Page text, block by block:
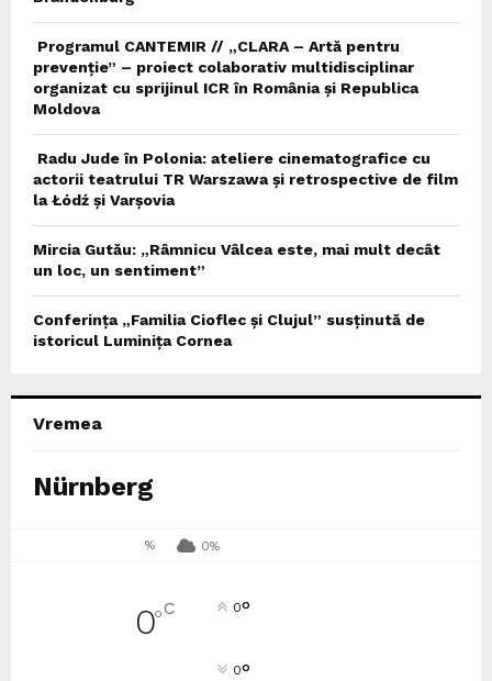
Programul CANTEMIR // „CLARA – Artă pentru
prevenție” – proiect colaborativ multidisciplinar
organizat cu sprijinul ICR în România și Republica
Moldova
Radu Jude în Polonia: ateliere cinematografice cu
actorii teatrului TR Warszawa și retrospective de film
la Łódź și Varșovia
Mircia Gutău: „Râmnicu Vâlcea este, mai mult decât
un loc, un sentiment”
Conferința „Familia Cioflec și Clujul” susținută de
istoricul Luminița Cornea
Vremea
Nürnberg
% 0%
0°C 0°
0°